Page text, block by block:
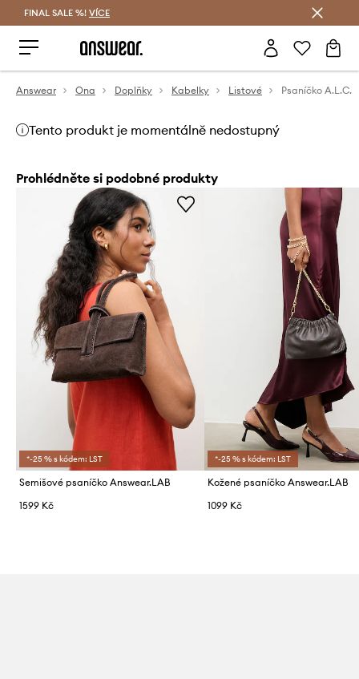
FINAL SALE %! VÍCE
Answear Ona Doplňky Kabelky Listové Psaníčko A.L.C.
Tento produkt je momentálně nedostupný
Prohlédněte si podobné produkty
*-25 % s kódem: LST
Semišové psaníčko Answear.LAB
1599 Kč
*-25 % s kódem: LST
Kožené psaníčko Answear.LAB
1099 Kč